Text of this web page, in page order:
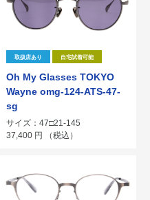
取扱店あり 自宅試着可能
Oh My Glasses TOKYO
Wayne omg-124-ATS-47-
sg
サイズ：47□21-145
37,400 円 （税込）